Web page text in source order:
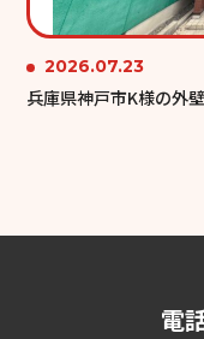
2026.07.23
兵庫県神戸市K様の外
電